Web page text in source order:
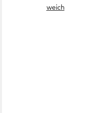
weich